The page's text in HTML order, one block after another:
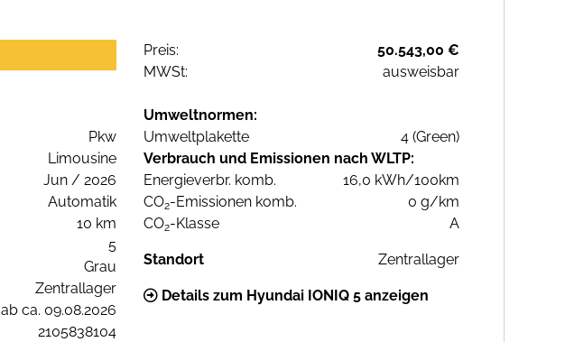
Preis:
50.543,00 €
MWSt:
ausweisbar
Pkw
Limousine
Jun / 2026
Automatik
10 km
5
Grau
Zentrallager
ab ca. 09.08.2026
2105838104
Umweltnormen:
Umweltplakette
4 (Green)
Verbrauch und Emissionen nach WLTP:
Energieverbr. komb.
16,0 kWh/100km
CO2-Emissionen komb.
0 g/km
CO2-Klasse A
Standort Zentrallager
Details zum Hyundai IONIQ 5 anzeigen